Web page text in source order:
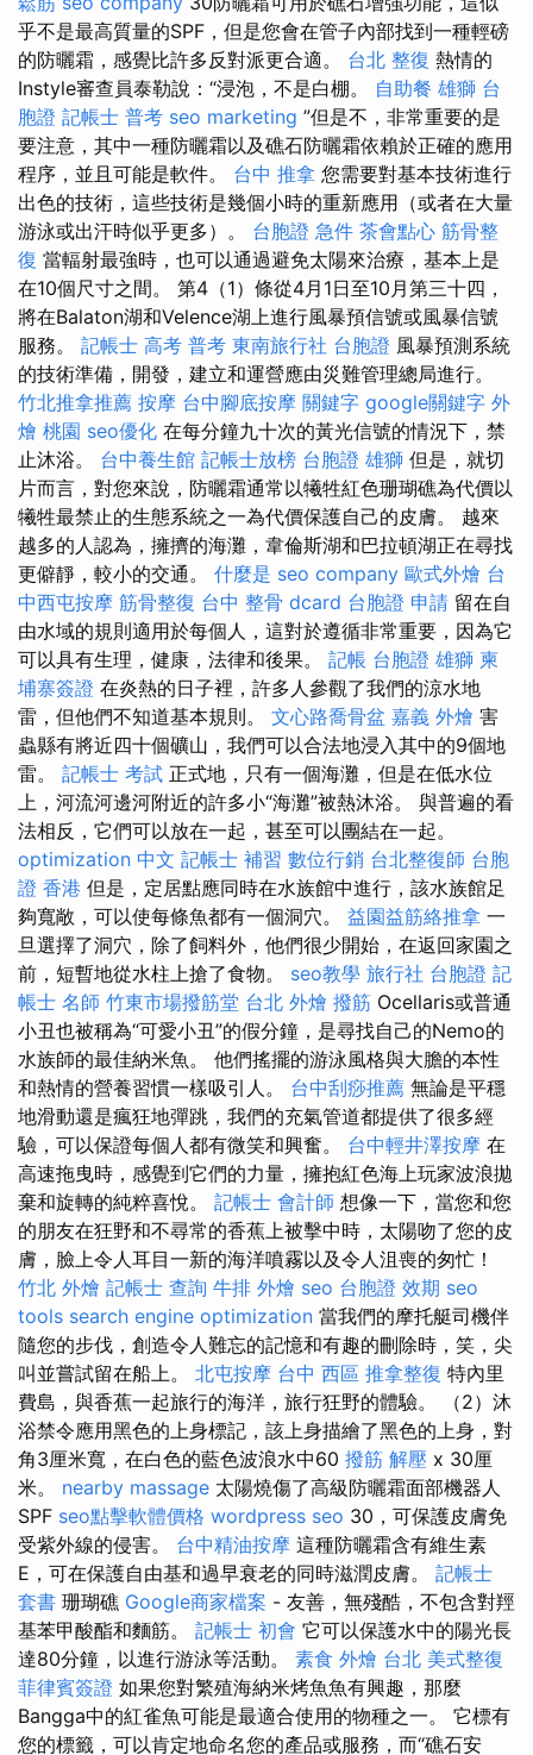
乎不是最高質量的SPF，但是您會在管子內部找到一種輕磅
的防曬霜，感覺比許多反對派更合適。 台北 整復 熱情的
Instyle審查員泰勒說：“浸泡，不是白棚。 自助餐 雄獅 台
胞證 記帳士 普考 seo marketing ”但是不，非常重要的是
要注意，其中一種防曬霜以及礁石防曬霜依賴於正確的應用
程序，並且可能是軟件。 台中 推拿 您需要對基本技術進行
出色的技術，這些技術是幾個小時的重新應用（或者在大量
游泳或出汗時似乎更多）。 台胞證 急件 茶會點心 筋骨整
復 當輻射最強時，也可以通過避免太陽來治療，基本上是
在10個尺寸之間。 第4（1）條從4月1日至10月第三十四，
將在Balaton湖和Velence湖上進行風暴預信號或風暴信號
服務。 記帳士 高考 普考 東南旅行社 台胞證 風暴預測系統
的技術準備，開發，建立和運營應由災難管理總局進行。
竹北推拿推薦 按摩 台中腳底按摩 關鍵字 google關鍵字 外
燴 桃園 seo優化 在每分鐘九十次的黃光信號的情況下，禁
止沐浴。 台中養生館 記帳士放榜 台胞證 雄獅 但是，就切
片而言，對您來說，防曬霜通常以犧牲紅色珊瑚礁為代價以
犧牲最禁止的生態系統之一為代價保護自己的皮膚。 越來
越多的人認為，擁擠的海灘，韋倫斯湖和巴拉頓湖正在尋找
更僻靜，較小的交通。 什麼是 seo company 歐式外燴 台
中西屯按摩 筋骨整復 台中 整骨 dcard 台胞證 申請 留在自
由水域的規則適用於每個人，這對於遵循非常重要，因為它
可以具有生理，健康，法律和後果。 記帳 台胞證 雄獅 柬
埔寨簽證 在炎熱的日子裡，許多人參觀了我們的涼水地
雷，但他們不知道基本規則。 文心路喬骨盆 嘉義 外燴 害
蟲縣有將近四十個礦山，我們可以合法地浸入其中的9個地
雷。 記帳士 考試 正式地，只有一個海灘，但是在低水位
上，河流河邊河附近的許多小“海灘”被熱沐浴。 與普遍的看
法相反，它們可以放在一起，甚至可以團結在一起。
optimization 中文 記帳士 補習 數位行銷 台北整復師 台胞
證 香港 但是，定居點應同時在水族館中進行，該水族館足
夠寬敞，可以使每條魚都有一個洞穴。 益園益筋絡推拿 一
旦選擇了洞穴，除了飼料外，他們很少開始，在返回家園之
前，短暫地從水柱上搶了食物。 seo教學 旅行社 台胞證 記
帳士 名師 竹東市場撥筋堂 台北 外燴 撥筋 Ocellaris或普通
小丑也被稱為“可愛小丑”的假分鐘，是尋找自己的Nemo的
水族師的最佳納米魚。 他們搖擺的游泳風格與大膽的本性
和熱情的營養習慣一樣吸引人。 台中刮痧推薦 無論是平穩
地滑動還是瘋狂地彈跳，我們的充氣管道都提供了很多經
驗，可以保證每個人都有微笑和興奮。 台中輕井澤按摩 在
高速拖曳時，感覺到它們的力量，擁抱紅色海上玩家波浪拋
棄和旋轉的純粹喜悅。 記帳士 會計師 想像一下，當您和您
的朋友在狂野和不尋常的香蕉上被擊中時，太陽吻了您的皮
膚，臉上令人耳目一新的海洋噴霧以及令人沮喪的匆忙！
竹北 外燴 記帳士 查詢 牛排 外燴 seo 台胞證 效期 seo
tools search engine optimization 當我們的摩托艇司機伴
隨您的步伐，創造令人難忘的記憶和有趣的刪除時，笑，尖
叫並嘗試留在船上。 北屯按摩 台中 西區 推拿整復 特內里
費島，與香蕉一起旅行的海洋，旅行狂野的體驗。 （2）沐
浴禁令應用黑色的上身標記，該上身描繪了黑色的上身，對
角3厘米寬，在白色的藍色波浪水中60 撥筋 解壓 x 30厘
米。 nearby massage 太陽燒傷了高級防曬霜面部機器人
SPF seo點擊軟體價格 wordpress seo 30，可保護皮膚免
受紫外線的侵害。 台中精油按摩 這種防曬霜含有維生素
E，可在保護自由基和過早衰老的同時滋潤皮膚。 記帳士
套書 珊瑚礁 Google商家檔案 - 友善，無殘酷，不包含對羥
基苯甲酸酯和麵筋。 記帳士 初會 它可以保護水中的陽光長
達80分鐘，以進行游泳等活動。 素食 外燴 台北 美式整復
菲律賓簽證 如果您對繁殖海納米烤魚魚有興趣，那麼
Bangga中的紅雀魚可能是最適合使用的物種之一。 它標有
您的標籤，可以肯定地命名您的產品或服務，而“礁石安